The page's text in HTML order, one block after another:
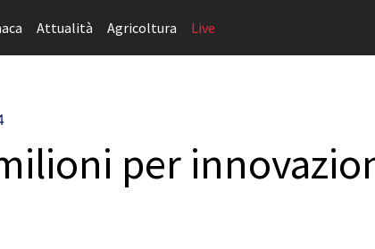
Attualità Agricoltura Live
per